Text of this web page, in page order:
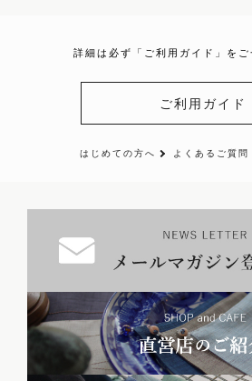
詳細は必ず「ご利用ガイド」をご
ご利用ガイド
はじめての方へ よくあるご質問